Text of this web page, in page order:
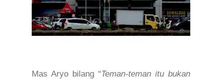
Mas Aryo bilang “Teman-teman itu bukan